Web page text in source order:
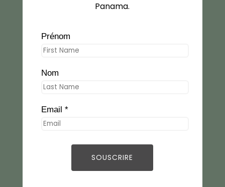
Panama.
Prénom
Nom
Email *